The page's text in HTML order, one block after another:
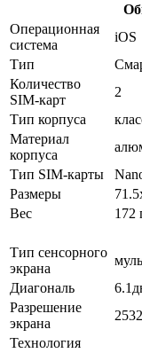
Операционная
система
iOS
Тип
Количество
SIM-карт
2
Тип корпуса
Материал
корпуса
Тип SIM-карты
Размеры
Вес
172
Тип сенсорного
экрана
Диагональ
Разрешение
экрана
Технология